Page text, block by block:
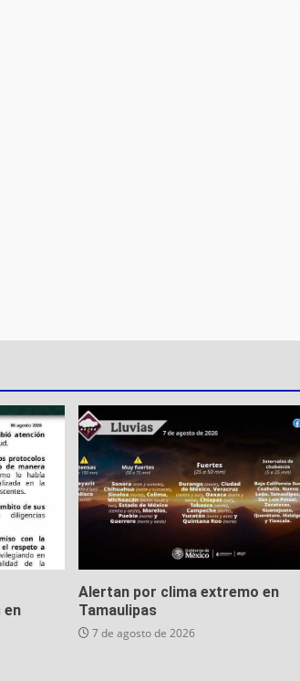
en
Alertan por clima extremo en
Tamaulipas
7 de agosto de 2026